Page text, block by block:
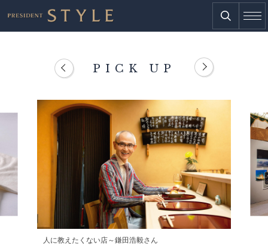
PICK UP
人に教えたくない店～鎌田浩毅さん